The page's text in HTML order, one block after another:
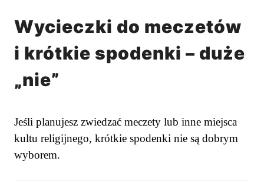
Wycieczki do meczetów
i krótkie spodenki – duże
„nie”
Jeśli planujesz zwiedzać meczety lub inne miejsca
kultu religijnego, krótkie spodenki nie są dobrym
wyborem.